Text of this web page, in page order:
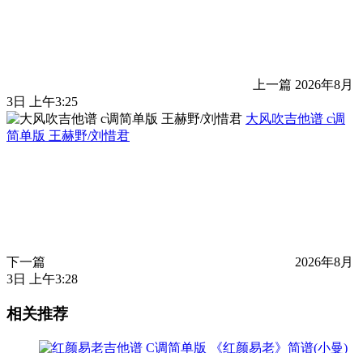
上一篇 2026年8月
3日 上午3:25
大风吹吉他谱 c调
简单版 王赫野/刘惜君
下一篇
2026年8月
3日 上午3:28
相关推荐